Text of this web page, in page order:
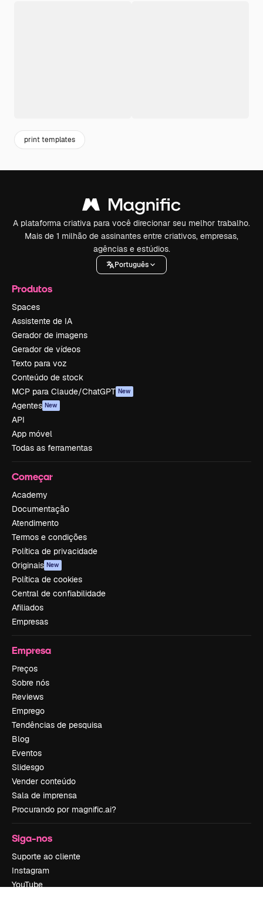
print templates
A plataforma criativa para você direcionar seu melhor trabalho.
Mais de 1 milhão de assinantes entre criativos, empresas,
agências e estúdios.
Português
Produtos
Spaces
Assistente de IA
Gerador de imagens
Gerador de vídeos
Texto para voz
Conteúdo de stock
MCP para Claude/ChatGPT New
Agentes New
API
App móvel
Todas as ferramentas
Começar
Academy
Documentação
Atendimento
Termos e condições
Política de privacidade
Originais New
Política de cookies
Central de confiabilidade
Afiliados
Empresas
Empresa
Preços
Sobre nós
Reviews
Emprego
Tendências de pesquisa
Blog
Eventos
Slidesgo
Vender conteúdo
Sala de imprensa
Procurando por magnific.ai?
Siga-nos
Suporte ao cliente
Instagram
YouTube